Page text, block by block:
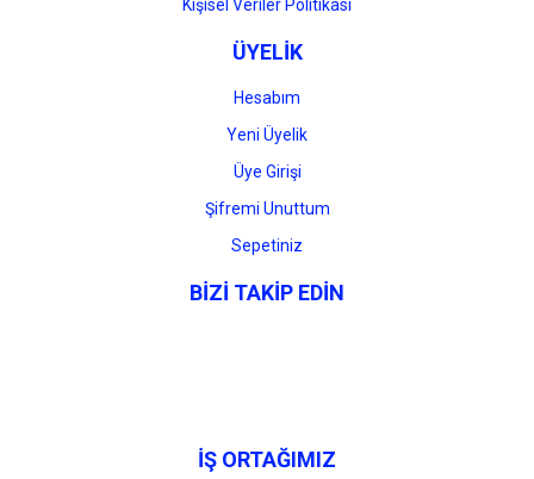
Kişisel Veriler Politikası
ÜYELİK
Hesabım
Yeni Üyelik
Üye Girişi
Şifremi Unuttum
Sepetiniz
BİZİ TAKİP EDİN
İŞ ORTAĞIMIZ